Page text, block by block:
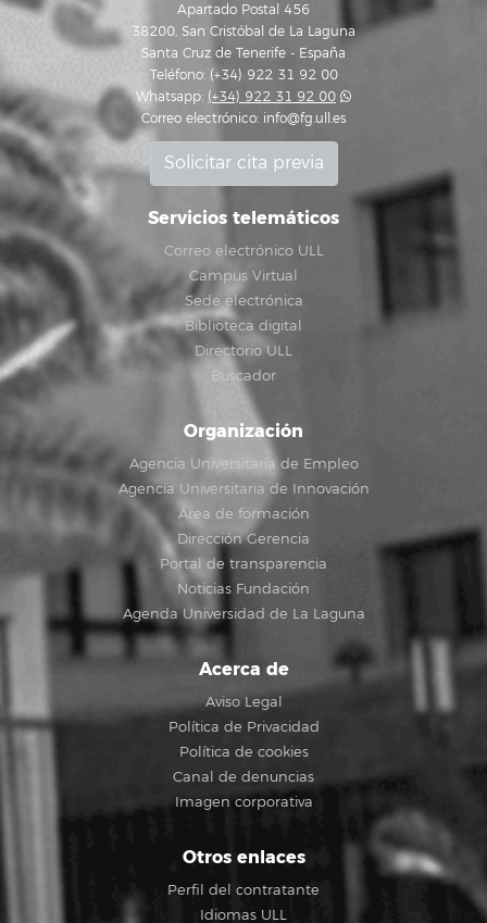
Apartado Postal 456
38200, San Cristóbal de La Laguna
Santa Cruz de Tenerife - España
Teléfono: (+34) 922 31 92 00
Whatsapp: (+34) 922 31 92 00
Correo electrónico: info@fg.ull.es
Solicitar cita previa
Servicios telemáticos
Correo electrónico ULL
Campus Virtual
Sede electrónica
Biblioteca digital
Directorio ULL
Buscador
Organización
Agencia Universitaria de Empleo
Agencia Universitaria de Innovación
Área de formación
Dirección Gerencia
Portal de transparencia
Noticias Fundación
Agenda Universidad de La Laguna
Acerca de
Aviso Legal
Política de Privacidad
Política de cookies
Canal de denuncias
Imagen corporativa
Otros enlaces
Perfil del contratante
Idiomas ULL